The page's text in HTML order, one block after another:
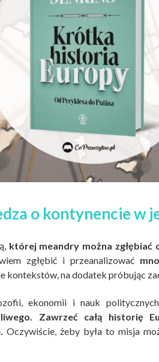
o kontynencie w
której meandry można zgłębiać
zgłębić i przeanalizować
kontekstów, na dodatek próbując
ekonomii i nauk
Zawrzeć całą historię
Oczywiście, żeby była to misja